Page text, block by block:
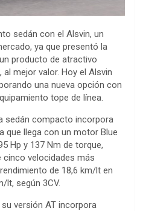
sedán con el Alsvin, un
ya que presentó la
producto de atractivo
mejor valor. Hoy el Alsvin
una nueva opción con
tope de línea.
sedán compacto incorpora
que llega con un motor Blue
Hp y 137 Nm de torque,
cinco velocidades más
de 18,6 km/lt en
lt, según 3CV.
versión AT incorpora